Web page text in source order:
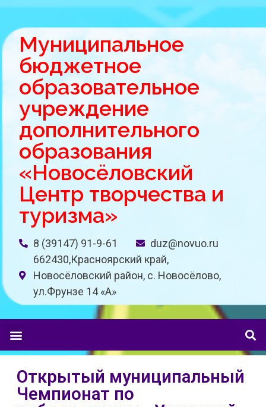
Муниципальное
бюджетное
образовательное
учреждение
дополнительного
образования
«Новосёловский
Центр творчества и
туризма»
8 (39147) 91-9-61
duz@novuo.ru
662430,Красноярский край,
Новосёловский район, с. Новосёлово,
ул.Фрунзе 14 «A»
Открытый муниципальный
Чемпионат по